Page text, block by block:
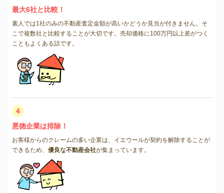
最大6社と比較！
素人では1社のみの不動産査定金額が高いかどうか見当が付きません。そ
こで複数社と比較することが大切です。売却価格に100万円以上差がつく
こともよくある話です。
4
悪徳企業は排除！
お客様からのクレームの多い企業は、イエウールが契約を解除することが
できるため、 優良な不動産会社が集まっています。